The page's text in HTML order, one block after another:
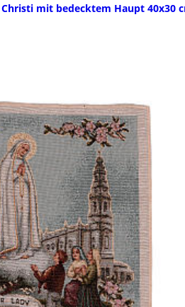
mit bedecktem Haupt 40x30